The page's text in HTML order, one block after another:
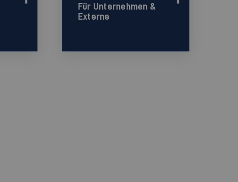
Für Unternehmen &
Externe